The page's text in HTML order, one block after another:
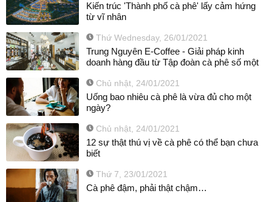
Kiến trúc 'Thành phố cà phê' lấy cảm hứng
từ vĩ nhân
Thứ Wednesday, 26/01/2021
Trung Nguyên E-Coffee - Giải pháp kinh
doanh hàng đầu từ Tập đoàn cà phê số một
Chủ nhật, 24/01/2021
Uống bao nhiêu cà phê là vừa đủ cho một
ngày?
Chủ nhật, 24/01/2021
12 sự thật thú vị về cà phê có thể bạn chưa
biết
Thứ 7, 23/01/2021
Cà phê đậm, phải thật chậm…